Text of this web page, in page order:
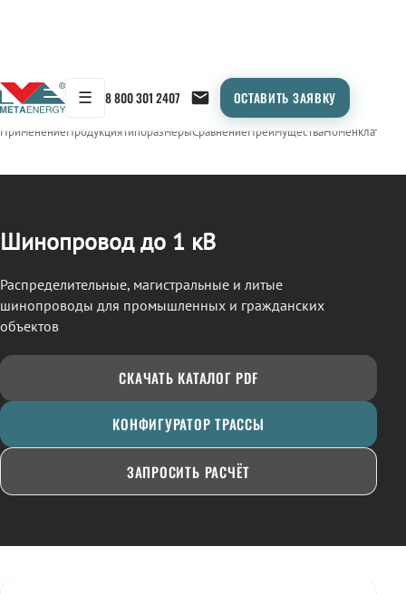
☰ 8 800 301 2407 ОСТАВИТЬ ЗАЯВКУ
← Продукция/ШИНОПРОВОД
ПрименениеПродукцияТипоразмерыСравнениеПреимуществаНоменклатура
Шинопровод до 1 кВ
Распределительные, магистральные и литые
шинопроводы для промышленных и гражданских
объектов
СКАЧАТЬ КАТАЛОГ PDF
КОНФИГУРАТОР ТРАССЫ
ЗАПРОСИТЬ РАСЧЁТ